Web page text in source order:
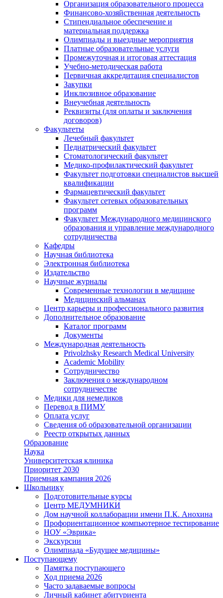
Организация образовательного процесса
Финансово-хозяйственная деятельность
Стипендиальное обеспечение и
материальная поддержка
Олимпиады и выездные мероприятия
Платные образовательные услуги
Промежуточная и итоговая аттестация
Учебно-методическая работа
Первичная аккредитация специалистов
Закупки
Инклюзивное образование
Внеучебная деятельность
Реквизиты (для оплаты и заключения
договоров)
Факультеты
Лечебный факультет
Педиатрический факультет
Стоматологический факультет
Медико-профилактический факультет
Факультет подготовки специалистов высшей
квалификации
Фармацевтический факультет
Факультет сетевых образовательных
программ
Факультет Международного медицинского
образования и управление международного
сотрудничества
Кафедры
Научная библиотека
Электронная библиотека
Издательство
Научные журналы
Современные технологии в медицине
Медицинский альманах
Центр карьеры и профессионального развития
Дополнительное образование
Каталог программ
Документы
Международная деятельность
Privolzhsky Research Medical University
Academic Mobility
Сотрудничество
Заключения о международном
сотрудничестве
Медики для немедиков
Перевод в ПИМУ
Оплата услуг
Сведения об образовательной организации
Реестр открытых данных
Образование
Наука
Университетская клиника
Приоритет 2030
Приемная кампания 2026
Школьнику
Подготовительные курсы
Центр МЕДУМНИКИ
Дом научной коллаборации имени П.К. Анохина
Профориентационное компьютерное тестирование
НОУ «Эврика»
Экскурсии
Олимпиада «Будущее медицины»
Поступающему
Памятка поступающего
Ход приема 2026
Часто задаваемые вопросы
Личный кабинет абитуриента